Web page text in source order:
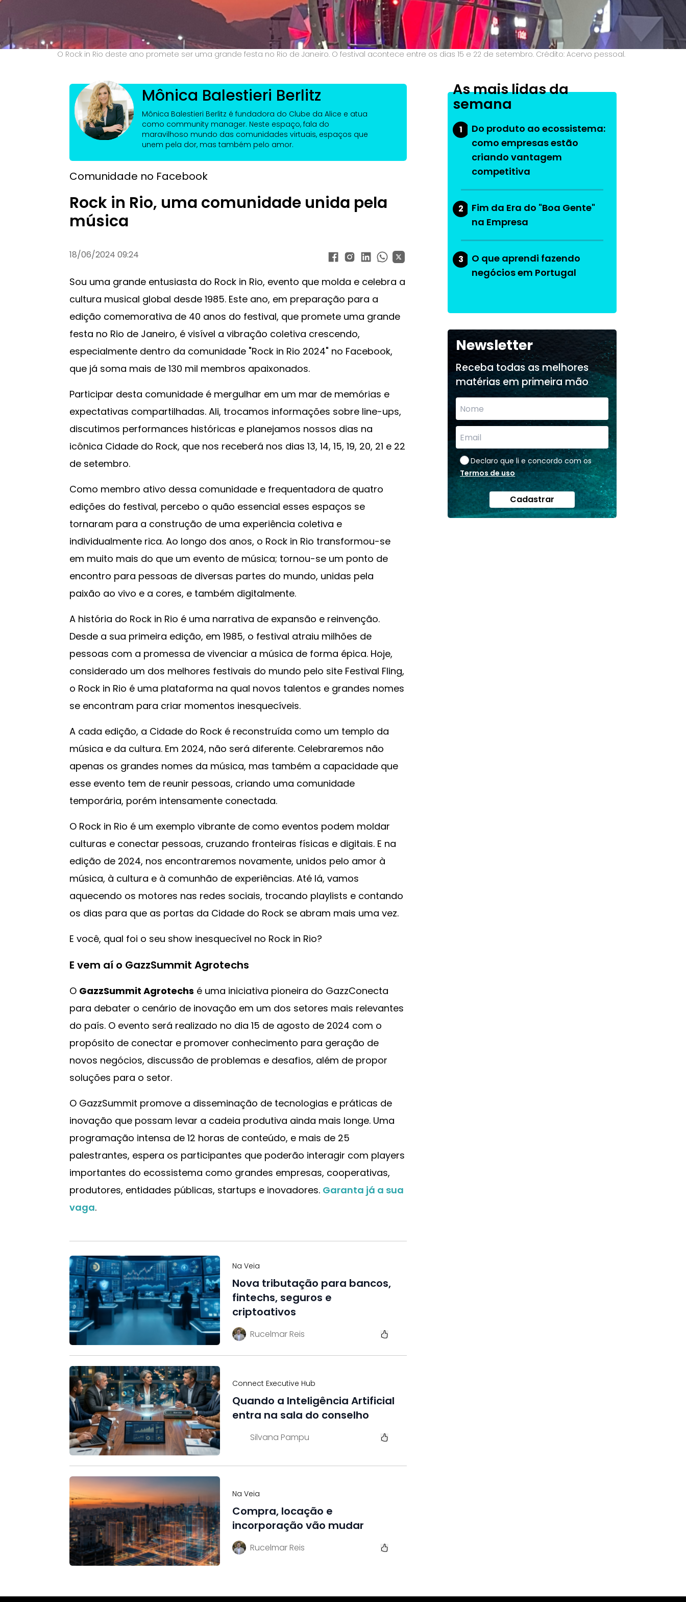
O Rock in Rio deste ano promete ser uma grande festa no Rio de Janeiro. O festival acontece entre os dias 15 e 22 de setembro. Crédito: Acervo pessoal.
Mônica Balestieri Berlitz
Mônica Balestieri Berlitz é fundadora do Clube da Alice e atua
como community manager. Neste espaço, fala do
maravilhoso mundo das comunidades virtuais, espaços que
unem pela dor, mas também pelo amor.
Comunidade no Facebook
Rock in Rio, uma comunidade unida pela
música
18/06/2024 09:24
Sou uma grande entusiasta do Rock in Rio, evento que molda e celebra a
cultura musical global desde 1985. Este ano, em preparação para a
edição comemorativa de 40 anos do festival, que promete uma grande
festa no Rio de Janeiro, é visível a vibração coletiva crescendo,
especialmente dentro da comunidade "Rock in Rio 2024" no Facebook,
que já soma mais de 130 mil membros apaixonados.
Participar desta comunidade é mergulhar em um mar de memórias e
expectativas compartilhadas. Ali, trocamos informações sobre line-ups,
discutimos performances históricas e planejamos nossos dias na
icônica Cidade do Rock, que nos receberá nos dias 13, 14, 15, 19, 20, 21 e 22
de setembro.
Como membro ativo dessa comunidade e frequentadora de quatro
edições do festival, percebo o quão essencial esses espaços se
tornaram para a construção de uma experiência coletiva e
individualmente rica. Ao longo dos anos, o Rock in Rio transformou-se
em muito mais do que um evento de música; tornou-se um ponto de
encontro para pessoas de diversas partes do mundo, unidas pela
paixão ao vivo e a cores, e também digitalmente.
A história do Rock in Rio é uma narrativa de expansão e reinvenção.
Desde a sua primeira edição, em 1985, o festival atraiu milhões de
pessoas com a promessa de vivenciar a música de forma épica. Hoje,
considerado um dos melhores festivais do mundo pelo site Festival Fling,
o Rock in Rio é uma plataforma na qual novos talentos e grandes nomes
se encontram para criar momentos inesquecíveis.
A cada edição, a Cidade do Rock é reconstruída como um templo da
música e da cultura. Em 2024, não será diferente. Celebraremos não
apenas os grandes nomes da música, mas também a capacidade que
esse evento tem de reunir pessoas, criando uma comunidade
temporária, porém intensamente conectada.
O Rock in Rio é um exemplo vibrante de como eventos podem moldar
culturas e conectar pessoas, cruzando fronteiras físicas e digitais. E na
edição de 2024, nos encontraremos novamente, unidos pelo amor à
música, à cultura e à comunhão de experiências. Até lá, vamos
aquecendo os motores nas redes sociais, trocando playlists e contando
os dias para que as portas da Cidade do Rock se abram mais uma vez.
E você, qual foi o seu show inesquecível no Rock in Rio?
E vem aí o GazzSummit Agrotechs
O GazzSummit Agrotechs é uma iniciativa pioneira do GazzConecta
para debater o cenário de inovação em um dos setores mais relevantes
do país. O evento será realizado no dia 15 de agosto de 2024 com o
propósito de conectar e promover conhecimento para geração de
novos negócios, discussão de problemas e desafios, além de propor
soluções para o setor.
O GazzSummit promove a disseminação de tecnologias e práticas de
inovação que possam levar a cadeia produtiva ainda mais longe. Uma
programação intensa de 12 horas de conteúdo, e mais de 25
palestrantes, espera os participantes que poderão interagir com players
importantes do ecossistema como grandes empresas, cooperativas,
produtores, entidades públicas, startups e inovadores. Garanta já a sua
vaga.
Na Veia
Nova tributação para bancos,
fintechs, seguros e
criptoativos
Rucelmar Reis
Connect Executive Hub
Quando a Inteligência Artificial
entra na sala do conselho
Silvana Pampu
Na Veia
Compra, locação e
incorporação vão mudar
Rucelmar Reis
As mais lidas da
semana
1
Do produto ao ecossistema:
como empresas estão
criando vantagem
competitiva
2
Fim da Era do "Boa Gente"
na Empresa
3
O que aprendi fazendo
negócios em Portugal
Newsletter
Receba todas as melhores
matérias em primeira mão
Declaro que li e concordo com os
Termos de uso
Cadastrar